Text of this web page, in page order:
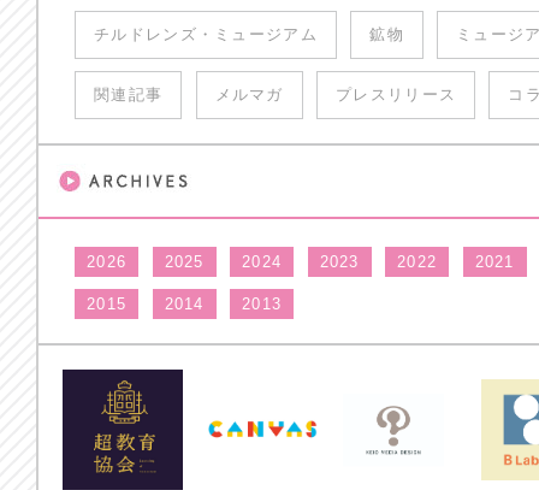
チルドレンズ・ミュージアム 鉱物 ミュージ
関連記事 メルマガ プレスリリース コ
2026 2025 2024 2023 2022 2021
2015 2014 2013